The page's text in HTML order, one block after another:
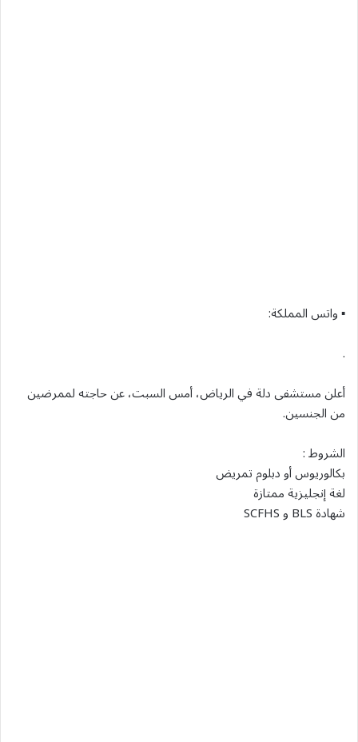
▪︎ واتس المملكة:
.
أعلن مستشفى دلة في الرياض، أمس السبت، عن حاجته لممرضين
من الجنسين.
الشروط :
بكالوريوس أو دبلوم تمريض
لغة إنجليزية ممتازة
شهادة BLS و SCFHS